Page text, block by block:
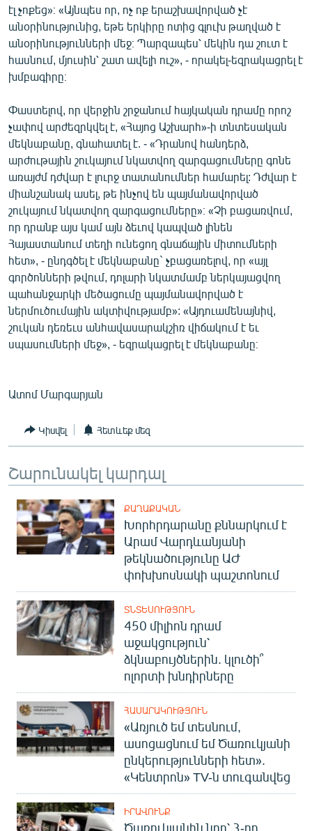
էլ չոքեց»։ «Այնպես որ, ոչ ոք երաշխավորված չէ
անօրինությունից, եթե երկիրը ոտից գլուխ թաղված է
անօրինությունների մեջ։ Պարզապես՝ մեկին դա շուտ է
հասնում, մյուսին՝ շատ ավելի ուշ», - որակել-եզրակացրել է
խմբագիրը։
Փաստելով, որ վերջին շրջանում հայկական դրամը որոշ
չափով արժեզրկվել է, «Հայոց Աշխարհ»-ի տնտեսական
մեկնաբանը, գնահատել է. - «Դրանով հանդերձ,
արժութային շուկայում նկատվող զարգացումները գոնե
առայժմ դժվար է լուրջ տատանումներ համարել: Դժվար է
միանշանակ ասել, թե ինչով են պայմանավորված
շուկայում նկատվող զարգացումները»։ «Չի բացառվում,
որ դրանք այս կամ այն ձեւով կապված լինեն
Հայաստանում տեղի ունեցող գնաճային միտումների
հետ», - ընդգծել է մեկնաբանը` չբացառելով, որ «այլ
գործոնների թվում, դոլարի նկատմամբ ներկայացվող
պահանջարկի մեծացումը պայմանավորված է
ներմուծումային ակտիվությամբ»: «Այդուամենայնիվ,
շուկան դեռեւս անհավասարակշիռ վիճակում է եւ
սպասումների մեջ», - եզրակացրել է մեկնաբանը։
Ատոմ Մարգարյան
Կիսվել Հետևեք մեզ
Շարունակել կարդալ
ՔԱՂԱՔԱԿԱՆ
Խորհրդարանը քննարկում է
Արամ Վարդևանյանի
թեկնածությունը ԱԺ
փոխխոսնակի պաշտոնում
ՏՆՏԵՍՈՒԹՅՈՒՆ
450 միլիոն դրամ
աջակցություն՝
ձկնաբույծներին. կլուծի՞
ոլորտի խնդիրները
ՀԱՍԱՐԱԿՈՒԹՅՈՒՆ
«Առյուծ եմ տեսնում,
ասոցացնում եմ Ծառուկյանի
ընկերությունների հետ».
«Կենտրոն» TV-ն տուգանվեց
ԻՐԱՎՈՒՆՔ
Ծառուկյանին նոր՝ 3-րդ